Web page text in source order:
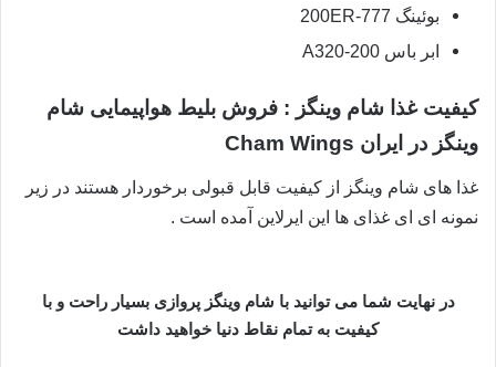
بوئینگ 200ER-777
ابر باس 200-A320
کیفیت غذا شام وینگز : فروش بلیط هواپیمایی شام
وینگز در ایران Cham Wings
غذا های شام وینگز از کیفیت قابل قبولی برخوردار هستند در زیر
نمونه ای ای غذای ها این ایرلاین آمده است .
در نهایت شما می توانید با شام وینگز پروازی بسیار راحت و با
کیفیت به تمام نقاط دنیا خواهید داشت